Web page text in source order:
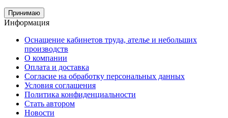
Принимаю
Информация
Оснащение кабинетов труда, ателье и небольших
производств
О компании
Оплата и доставка
Согласие на обработку персональных данных
Условия соглашения
Политика конфиденциальности
Стать автором
Новости